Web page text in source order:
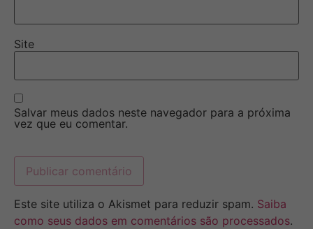
Site
Salvar meus dados neste navegador para a próxima
vez que eu comentar.
Este site utiliza o Akismet para reduzir spam. Saiba
como seus dados em comentários são processados.